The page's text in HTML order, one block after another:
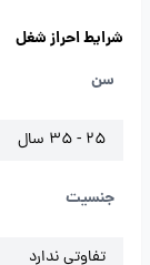
شرایط احراز شغل
سن
25 - 35 سال
جنسیت
تفاوتی ندارد